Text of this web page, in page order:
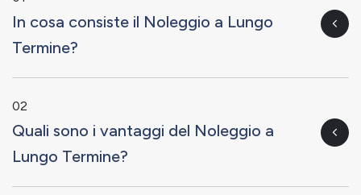
In cosa consiste il Noleggio a Lungo
Termine?
02
Quali sono i vantaggi del Noleggio a
Lungo Termine?